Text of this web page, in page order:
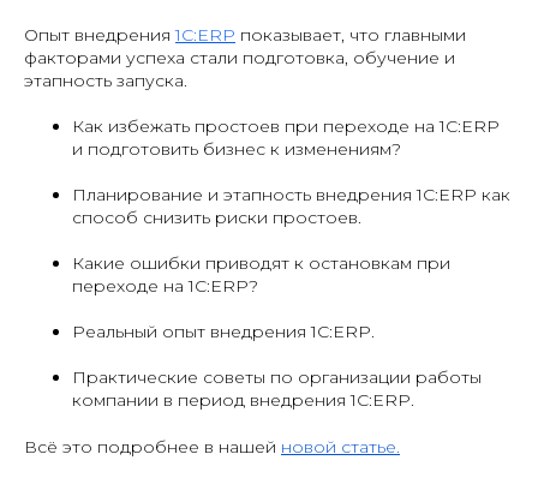
Опыт внедрения1С:ERP показывает, что главными
факторами успеха стали подготовка, обучение и
этапность запуска.
Как избежать простоев при переходе на 1С:ERP
и подготовить бизнес к изменениям?
Планирование и этапность внедрения 1С:ERP как
способ снизить риски простоев.
Какие ошибки приводят к остановкам при
переходе на 1С:ERP?
Реальный опыт внедрения 1С:ERP.
Практические советы по организации работы
компании в период внедрения 1С:ERP.
Всё это подробнее в нашей новой статье.